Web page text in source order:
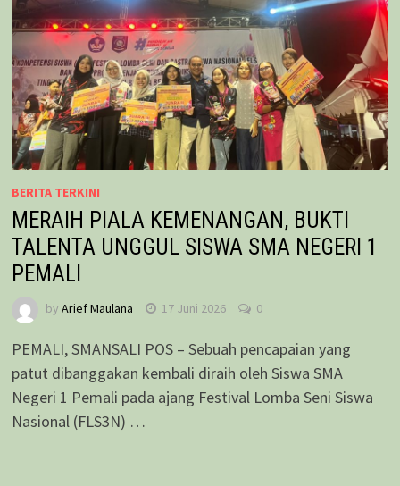
BERITA TERKINI
MERAIH PIALA KEMENANGAN, BUKTI
TALENTA UNGGUL SISWA SMA NEGERI 1
PEMALI
by Arief Maulana 17 Juni 2026 0
PEMALI, SMANSALI POS – Sebuah pencapaian yang
patut dibanggakan kembali diraih oleh Siswa SMA
Negeri 1 Pemali pada ajang Festival Lomba Seni Siswa
Nasional (FLS3N) …